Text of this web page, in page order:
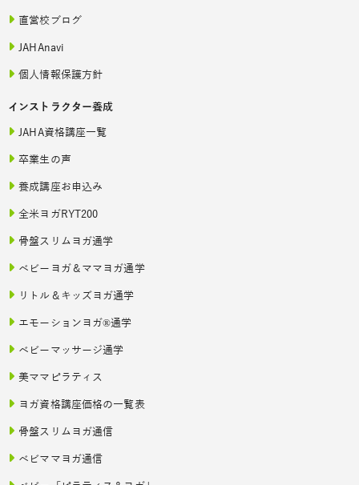
直営校ブログ
JAHAnavi
個人情報保護方針
インストラクター養成
JAHA資格講座一覧
卒業生の声
養成講座お申込み
全米ヨガRYT200
骨盤スリムヨガ通学
ベビーヨガ＆ママヨガ通学
リトル＆キッズヨガ通学
エモーションヨガ®通学
ベビーマッサージ通学
美ママピラティス
ヨガ資格講座価格の一覧表
骨盤スリムヨガ通信
ベビママヨガ通信